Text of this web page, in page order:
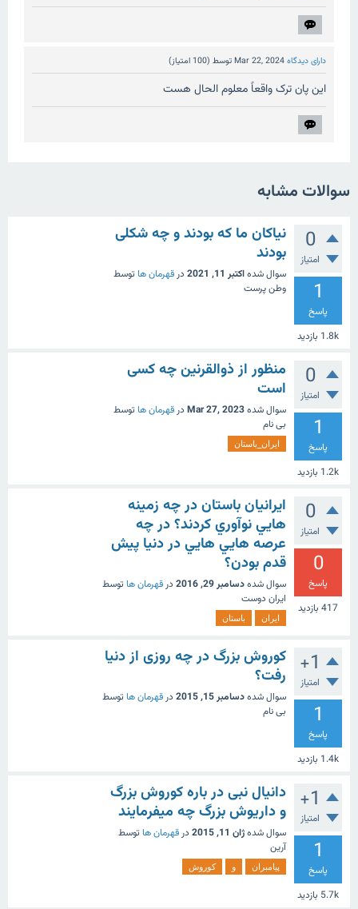
دارای دیدگاهMar 22, 2024توسط (
100 امتیاز)
این پان ترک واقعاً معلوم الحال هست
سوالات مشابه
0
امتیاز
1
پاسخ
1.8k بازدید
نیاکان ما که بودند و چه شکلی
بودند
سوال شدهاکتبر 11, 2021 در قهرمان ها توسط
وطن پرست
0
امتیاز
1
پاسخ
1.2k بازدید
منظور از ذوالقرنین چه کسی
است
سوال شدهMar 27, 2023 در قهرمان ها توسط
بی نام
ایران_باستان
0
امتیاز
0
پاسخ
417 بازدید
ايرانيان باستان در چه زمينه
هايي نوآوري كردند؟ در چه
عرصه هايي هايي در دنيا پيش
قدم بودن؟
سوال شدهدسامبر 29, 2016 در قهرمان ها توسط
ايران دوست
ايران باستان
+1
امتیاز
1
پاسخ
1.4k بازدید
کوروش بزرگ در چه روزی از دنیا
رفت؟
سوال شدهدسامبر 15, 2015 در قهرمان ها توسط
بی نام
+1
امتیاز
1
پاسخ
5.7k بازدید
دانیال نبی در باره کوروش بزرگ
و داریوش بزرگ چه میفرمایند
سوال شدهژان 11, 2015 در قهرمان ها توسط
آرین
پیامبران و کوروش